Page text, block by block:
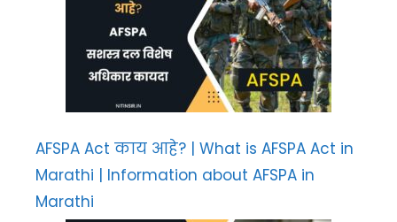
AFSPA Act काय आहे? | What is AFSPA Act in
Marathi | Information about AFSPA in
Marathi